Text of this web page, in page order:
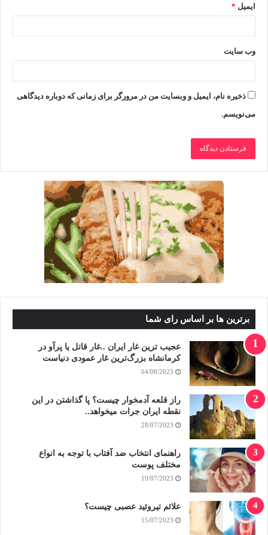
ایمیل *
وب‌ سایت
ذخیره نام، ایمیل و وبسایت من در مرورگر برای زمانی که دوباره دیدگاهی
می‌نویسم.
برترین ها بر اساس رای شما
عجیب ترین غار ایران ..غار قاتل یا پرآو در
کرمانشاه بزرگ‌ترین غار عمودی دنیاست
04/08/2023
راز قلعه آدمخوار چیست؟ پا گذاشتن در این
نقطه ایران جرات میخواهد..
28/07/2023
راهنمای انتخاب ضد آفتاب با توجه به انواع
مختلف پوست
19/07/2023
علائم تیروئید عصبی چیست؟
15/07/2023